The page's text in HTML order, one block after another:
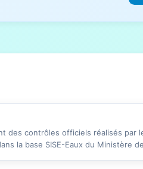
des contrôles officiels réalisés par
la base SISE-Eaux du Ministère